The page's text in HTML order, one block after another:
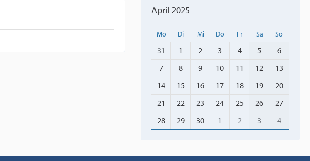
April 2025
Mo Di Mi Do Fr Sa So
31 1 2 3 4 5
6
7
8 9 10 11 12
13
14
15 16 17 18 19
20
21
22 23 24 25 26
27
28
29 30 1 2 3 4